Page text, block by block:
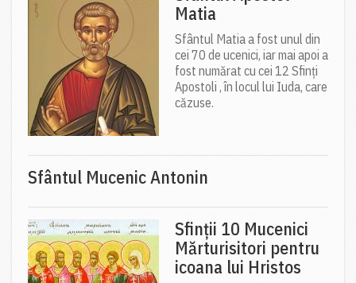
Matia
Sfântul Matia a fost unul din
cei 70 de ucenici, iar mai apoi a
fost numărat cu cei 12 Sfinți
Apostoli , în locul lui Iuda, care
căzuse.
Sfântul Mucenic Antonin
Sfinții 10 Mucenici
Mărturisitori pentru
icoana lui Hristos